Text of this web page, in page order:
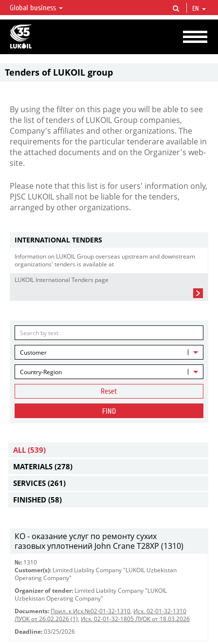
LUKOIL OVERVIEW
LUKOIL is one of the largest oil & gas vertical integrated companies in the world
accounting for over 2% of crude production and circa 1% of proved hydrocarbon
reserves globally.
Global business EN
Tenders of LUKOIL group
By using the filter on this page you will be able to see
the list of tenders of LUKOIL Group companies,
Company's affiliates and other organizations. The
requirements for the particular tenderare available in
the attached documents and on the Organizer's web-
site.
Please note that this list is for users' information only,
PJSC LUKOIL shall not be liable for the tenders,
arranged by other organizations.
INTERNATIONAL TENDERS
Information on LUKOIL Group overseas upstream and downstream
organizations' tenders is available at
LUKOIL International Tenders page
Customer
Country-Region
Reset
FIND
ALL (539)
MATERIALS (278)
SERVICES (261)
FINISHED (58)
КО - оказание услуг по ремонту сухих
газовых уплотнений John Crane T28XP (1310)
№: 1310
Customer(s): Limited Liability Company "LUKOIL Uzbekistan
Operating Company"
Organizer of tender: Limited Liability Company "LUKOIL
Uzbekistan Operating Company"
Documents: Прил. к Исх.№02-01-32-1310, Исх. 02-01-32-1310
ЛУОК от 26.02.2026 (1), Исх. 02-01-32-1805 ЛУОК от 18.03.2026
Deadline: 03/25/2026